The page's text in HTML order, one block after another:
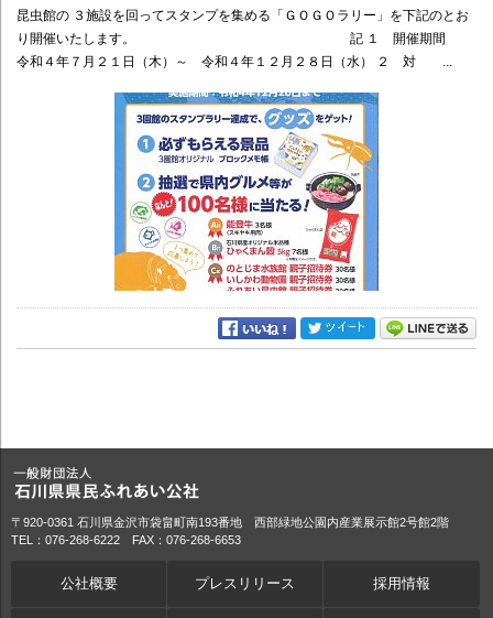
昆虫館の ３施設を回ってスタンプを集める「ＧＯＧＯラリー」を下記のとお
り開催いたします。 記 １ 開催期間
令和４年７月２１日（木）～ 令和４年１２月２８日（水） ２ 対 ...
〒920-0361 石川県金沢市袋畠町南193番地 西部緑地公園内産業展示館2号館2階
TEL：076-268-6222 FAX：076-268-6653
公社概要 プレスリリース 採用情報